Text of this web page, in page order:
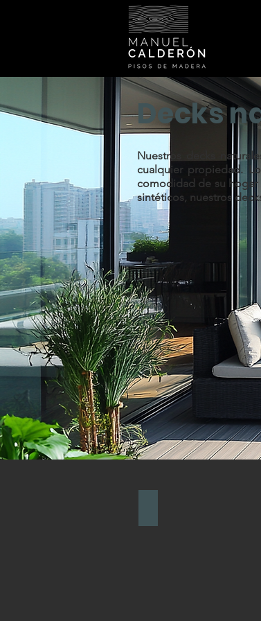
Decks
Nuestros decks
cualquier propiedad.
comodidad de su
sintéticos, nuestros